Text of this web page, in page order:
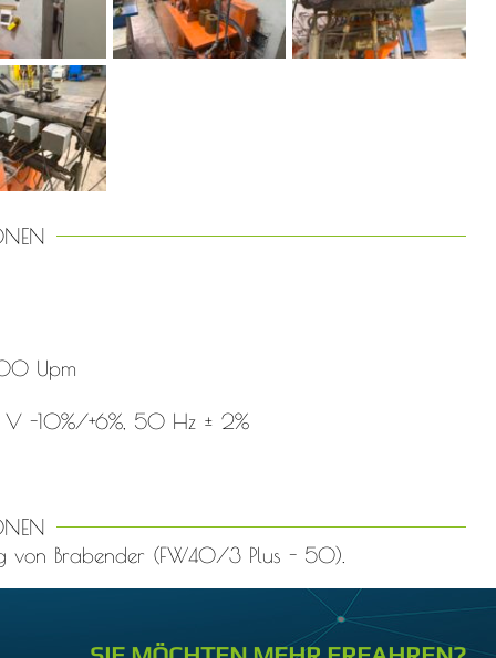
Upm
-10%/+6%, 50 Hz ± 2%
von Brabender (FW40/3 Plus - 50).